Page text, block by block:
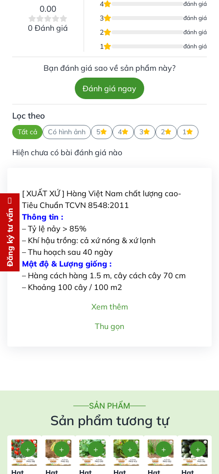
0.00
0 Đánh giá
4 đánh giá
3 đánh giá
2 đánh giá
1 đánh giá
Bạn đánh giá sao về sản phẩm này?
Đánh giá ngay
Lọc theo
Tất cả Có hình ảnh 5 4 3 2 1
Hiện chưa có bài đánh giá nào
[ XUẤT XỨ ] Hàng Việt Nam chất lượng cao-
Tiêu Chuẩn TCVN 8548:2011
Thông tin :
– Tỷ lệ nảy > 85%
– Khí hậu trồng: cả xứ nóng & xứ lạnh
– Thu hoạch sau 40 ngày
Mật độ & Lượng giống :
– Hàng cách hàng 1.5 m, cây cách cây 70 cm
– Khoảng 100 cây / 100 m2
Xem thêm
Thu gọn
SẢN PHẨM
Sản phẩm tương tự
Đăng ký tư vấn Đăng ký tư vấn
Chúng tôi sẽ gọi lại tư vấn
PHÍ
cho bạn ngay lập tức